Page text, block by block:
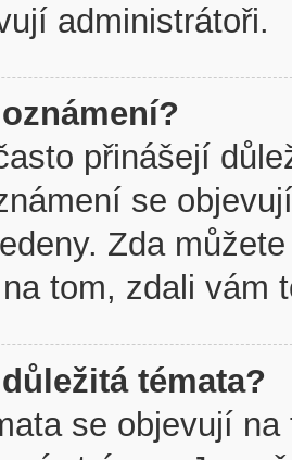
administrátoři.
přinášejí
se
Zda
tom, zdali vám
témata?
se objevují